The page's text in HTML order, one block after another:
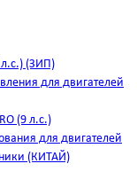
л.с.) (ЗИП)
для двигателей
(9 л.с.)
для двигателей
(КИТАЙ)